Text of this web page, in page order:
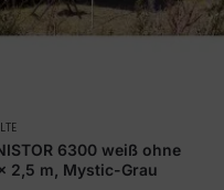
6300 weiß ohne
2,5 m, Mystic-Grau